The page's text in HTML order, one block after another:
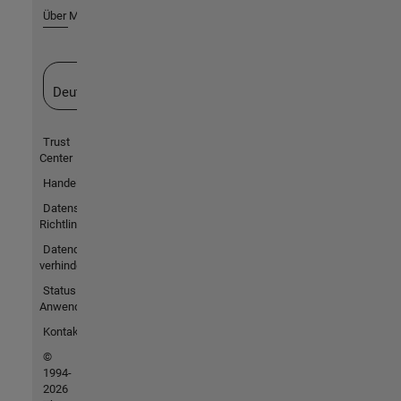
Über MathWorks
Deutschland
Trust
Center
Handelsmarken
Datenschutz-
Richtlinien
Datendiebstahl
verhindern
Status von
Anwendungen
Kontakt
©
1994-
2026